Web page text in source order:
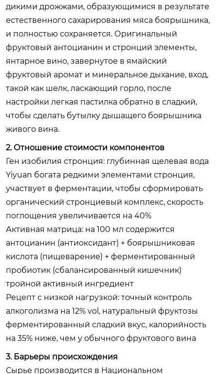
дикими дрожжами, образующимися в результате
естественного сахарирования мяса боярышника,
и полностью сохраняется. Оригинальный
фруктовый антоцианин и стронций элементы,
янтарное вино, завернутое в ямайский
фруктовый аромат и минеральное дыхание, вход,
такой как шелк, ласкающий горло, после
настройки легкая пастилка обратно в сладкий,
чтобы сделать бутылку дышащего боярышника
живого вина.
2. Отношение стоимости компонентов
Ген изобилия стронция: глубинная щелевая вода
Yiyuan богата редкими элементами стронция,
участвует в ферментации, чтобы сформировать
органический стронциевый комплекс, скорость
поглощения увеличивается на 40%
Активная матрица: на 100 мл содержится
антоцианин (антиоксидант) + боярышниковая
кислота (пищеварение) + ферментированный
пробиотик (сбалансированный кишечник)
тройной активный ингредиент
Рецепт с низкой нагрузкой: точный контроль
алкоголизма на 12% vol, натуральный фруктозы
ферментированный сладкий вкус, калорийность
на 35% ниже, чем у обычного фруктового вина
3. Барьеры происхождения
Сырье производится в Национальном